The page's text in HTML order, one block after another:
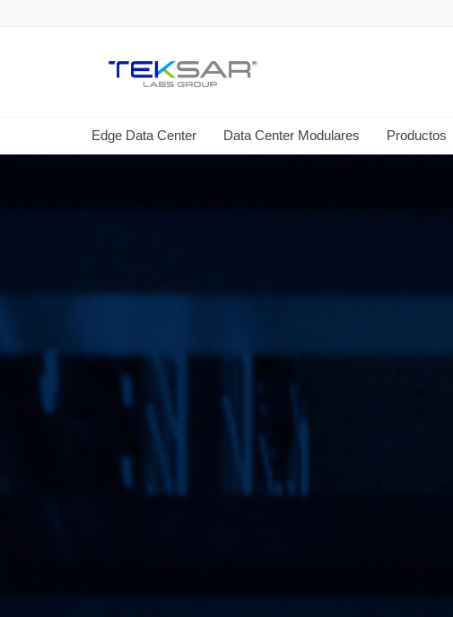
Edge Data Center Data Center Modulares Productos